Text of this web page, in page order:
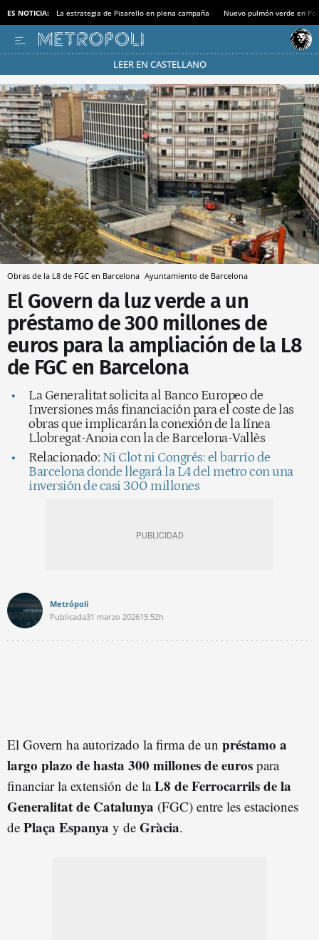
ES NOTICIA: La estrategia de Pisarello en plena campaña Nuevo pulmón verde en
LEER EN CASTELLANO
Pásate al MODO AHORRO
Obras de la L8 de FGC en Barcelona Ayuntamiento de Barcelona
El Govern da luz verde a un
préstamo de 300 millones de
euros para la ampliación de la L8
de FGC en Barcelona
La Generalitat solicita al Banco Europeo de
Inversiones más financiación para el coste de las
obras que implicarán la conexión de la línea
Llobregat-Anoia con la de Barcelona-Vallès
Relacionado: Ni Clot ni Congrés: el barrio de
Barcelona donde llegará la L4 del metro con una
inversión de casi 300 millones
Metrópoli
Publicada31 marzo 202615:52h
El Govern ha autorizado la firma de un préstamo a
largo plazo de hasta 300 millones de euros para
financiar la extensión de laL8 deFerrocarrils de la
Generalitat de Catalunya (FGC) entre les estaciones
de Plaça Espanya y de Gràcia.